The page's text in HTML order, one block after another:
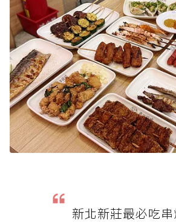
新北新莊最必吃